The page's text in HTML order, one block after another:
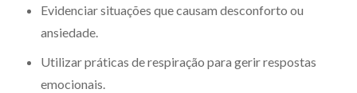
Evidenciar situações que causam desconforto ou
ansiedade.
Utilizar práticas de respiração para gerir respostas
emocionais.